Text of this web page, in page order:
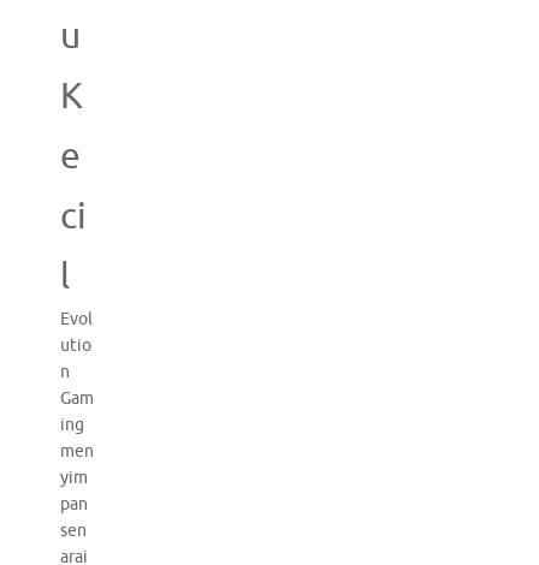
u
K
e
ci
l
Evol
utio
n
Gam
ing
men
yim
pan
sen
arai